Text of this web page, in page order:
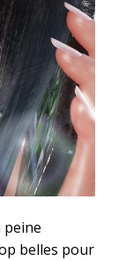
peine
belles pour